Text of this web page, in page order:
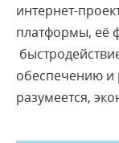
интернет-
платформы, её
обеспечению и
разумеется,